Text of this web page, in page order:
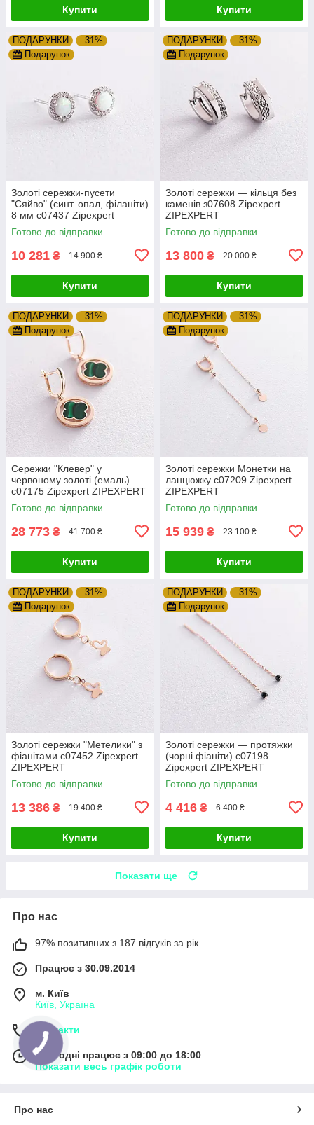
Купити Купити
ПОДАРУНКИ
–31%
Подарунок
Золоті сережки-пусети
"Сяйво" (синт. опал, філаніти)
8 мм с07437 Zipexpert
ZIPEXPERT
Готово до відправки
10 281 ₴ 14 900 ₴
Купити
ПОДАРУНКИ
–31%
Подарунок
Золоті сережки — кільця без
каменів з07608 Zipexpert
ZIPEXPERT
Готово до відправки
13 800 ₴ 20 000 ₴
Купити
ПОДАРУНКИ
–31%
Подарунок
Сережки "Клевер" у
червоному золоті (емаль)
с07175 Zipexpert ZIPEXPERT
Готово до відправки
28 773 ₴ 41 700 ₴
Купити
ПОДАРУНКИ
–31%
Подарунок
Золоті сережки Монетки на
ланцюжку с07209 Zipexpert
ZIPEXPERT
Готово до відправки
15 939 ₴ 23 100 ₴
Купити
ПОДАРУНКИ
–31%
Подарунок
Золоті сережки "Метелики" з
фіанітами с07452 Zipexpert
ZIPEXPERT
Готово до відправки
13 386 ₴ 19 400 ₴
Купити
ПОДАРУНКИ
–31%
Подарунок
Золоті сережки — протяжки
(чорні фіаніти) с07198
Zipexpert ZIPEXPERT
Готово до відправки
4 416 ₴ 6 400 ₴
Купити
Показати ще
Про нас
97% позитивних з 187 відгуків за рік
Працює з 30.09.2014
м. Київ
Київ, Україна
Контакти
Сьогодні працює з 09:00 до 18:00
Показати весь графік роботи
Про нас